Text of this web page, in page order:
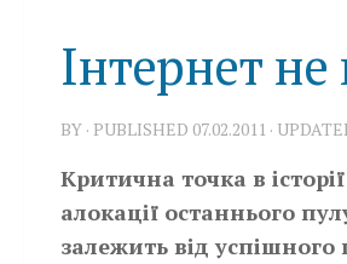
Інтернет
BY · PUBLISHED 07.02.2011 ·
Критична точка в
алокації останнього
залежить від